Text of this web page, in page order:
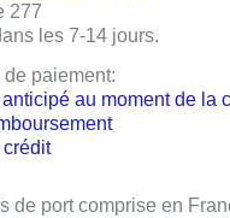
277
les 7-14 jours.
de paiement:
au moment de la
de port comprise en